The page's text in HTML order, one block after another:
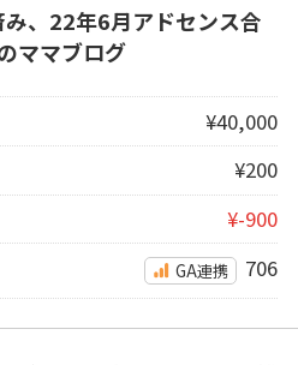
、22年6月アドセンス合
ママブログ
¥40,000
¥200
¥-900
GA連携 706